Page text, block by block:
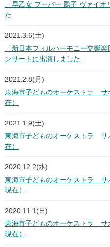
「早乙女 フーバー 陽子 ヴァイ
た
2021.3.6(土)
「新日本フィルハーモニー交響
ンサートに出演しました
2021.2.8(月)
東海市子どものオーケストラ
在）
2021.1.9(土)
東海市子どものオーケストラ
在）
2020.12.2(水)
東海市子どものオーケストラ
現在）
2020.11.1(日)
東海市子どものオーケストラ
現在）